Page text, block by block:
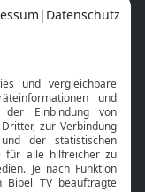
App
TV
Online-Bibel
Gottesdienst